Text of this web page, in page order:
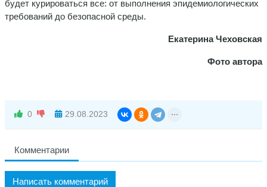
будет курироваться все: от выполнения эпидемиологических
требований до безопасной среды.
Екатерина Чеховская
Фото автора
0 29.08.2023
Комментарии
Написать комментарий